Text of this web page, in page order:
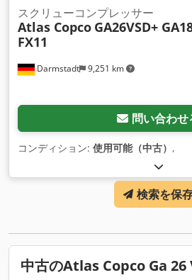
Darmstadt 9,251 km
スクリューコンプレッサー
Atlas Copco GA26VSD+
FX11
問い合わせ
コンディション: 使用可能（中古） ,
検索を保
中古のAtlas Copco Ga 26